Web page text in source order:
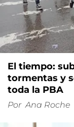
El tiempo:
tormentas y
toda la PBA
Por Ana Roche